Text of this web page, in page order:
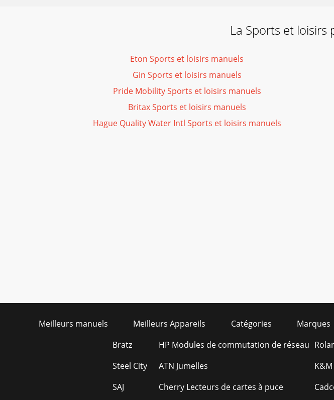
La Sports et
Eton Sports et loisirs manuels
Gin Sports et loisirs manuels
Pride Mobility Sports et loisirs manuels
Britax Sports et loisirs manuels
Hague Quality Water Intl Sports et loisirs manuels
Meilleurs manuels Meilleurs Appareils Catégories Marques
Bratz
Steel City
SAJ
HP Modules de commutation de réseau
ATN Jumelles
Cherry Lecteurs de cartes à puce